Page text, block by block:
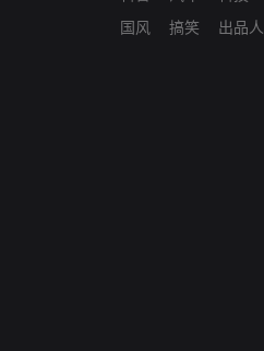
国风
搞笑
出品人